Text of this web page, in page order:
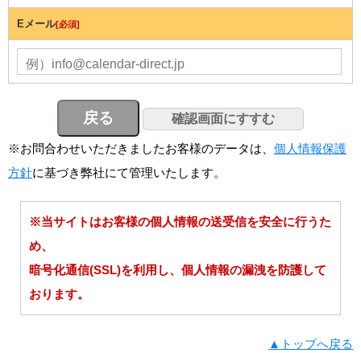
Eメール[必須]
※お問合わせいただきましたお客様のデータは、 個人情報保護
方針に基づき弊社にて管理いたします。
※当サイトはお客様の個人情報の送受信を安全に行うた
め、
暗号化通信(SSL)を利用し、個人情報の漏洩を防護して
おります。
▲トップへ戻る